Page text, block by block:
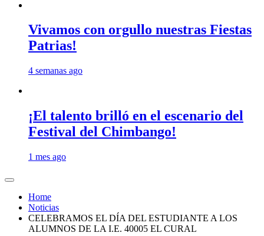
Vivamos con orgullo nuestras Fiestas
Patrias!
4 semanas ago
¡El talento brilló en el escenario del
Festival del Chimbango!
1 mes ago
Home
Noticias
CELEBRAMOS EL DÍA DEL ESTUDIANTE A LOS
ALUMNOS DE LA I.E. 40005 EL CURAL